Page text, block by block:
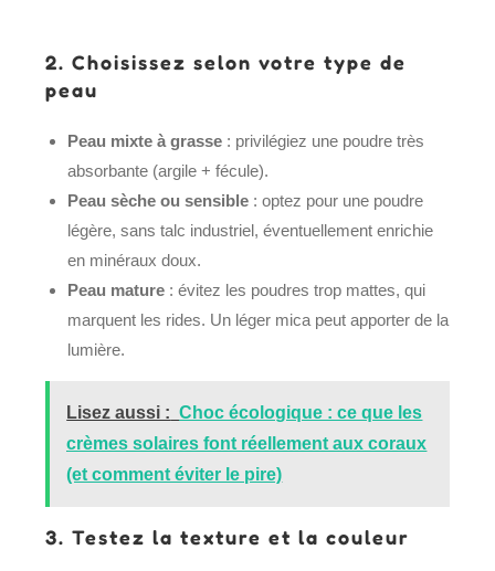
2. Choisissez selon votre type de
peau
Peau mixte à grasse : privilégiez une poudre très
absorbante (argile + fécule).
Peau sèche ou sensible : optez pour une poudre
légère, sans talc industriel, éventuellement enrichie
en minéraux doux.
Peau mature : évitez les poudres trop mattes, qui
marquent les rides. Un léger mica peut apporter de la
lumière.
Lisez aussi : Choc écologique : ce que les
crèmes solaires font réellement aux coraux
(et comment éviter le pire)
3. Testez la texture et la couleur